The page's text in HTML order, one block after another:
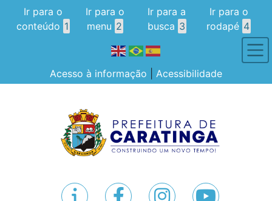
Ir para o
conteúdo 1
Ir para o
menu 2
Ir para a
busca 3
Ir para o
rodapé 4
Acesso à informação Acessibilidade